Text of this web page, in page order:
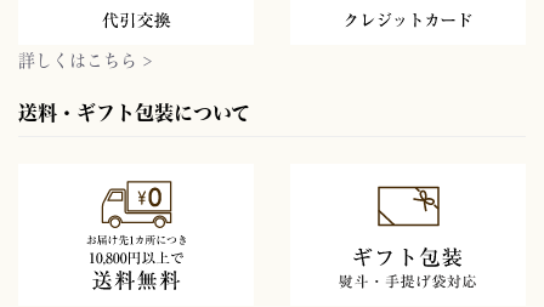
詳しくはこちら >
送料・ギフト包装について